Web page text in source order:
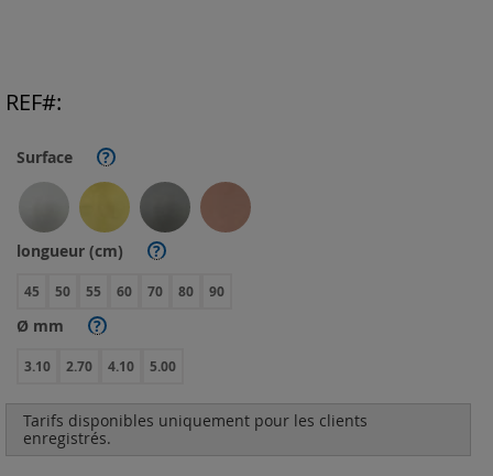
Surface ?
longueur (cm) ?
45 50 55 60 70 80 90
Ø mm ?
3.10 2.70 4.10 5.00
Tarifs disponibles uniquement pour les clients
enregistrés.
REF